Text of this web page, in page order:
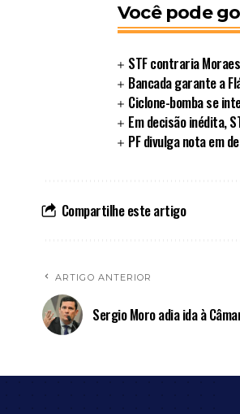
Você pode
STF contraria
Bancada garante a
Ciclone-bomba se
Em decisão inédita,
PF divulga nota em
Compartilhe este artigo
ARTIGO ANTERIOR
Sergio Moro adia ida à